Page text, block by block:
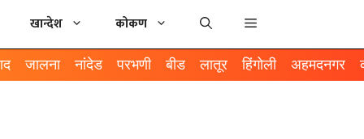
खान्देश कोकण
जालना नांदेड परभणी बीड लातूर हिंगोली अहमदनगर